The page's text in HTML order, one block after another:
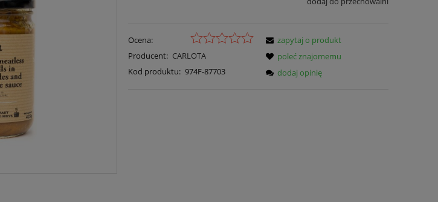
Ocena:
Producent: CARLOTA
Kod produktu: 974F-87703
zapytaj o produkt
poleć znajomemu
dodaj opinię